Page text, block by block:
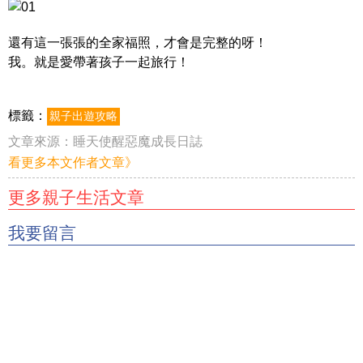
還有這一張張的全家福照，才會是完整的呀！
我。就是愛帶著孩子一起旅行！
標籤： 親子出遊攻略
文章來源： 睡天使醒惡魔成長日誌
看更多本文作者文章》
更多親子生活文章
我要留言